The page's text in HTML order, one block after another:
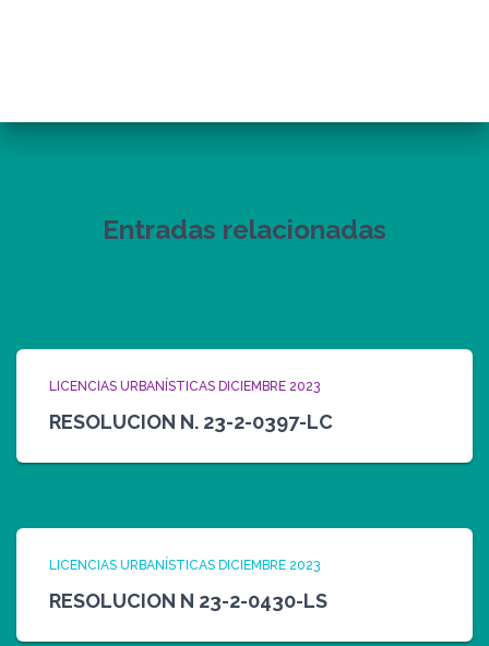
Entradas relacionadas
LICENCIAS URBANÍSTICAS DICIEMBRE 2023
RESOLUCION N. 23-2-0397-LC
LICENCIAS URBANÍSTICAS DICIEMBRE 2023
RESOLUCION N 23-2-0430-LS